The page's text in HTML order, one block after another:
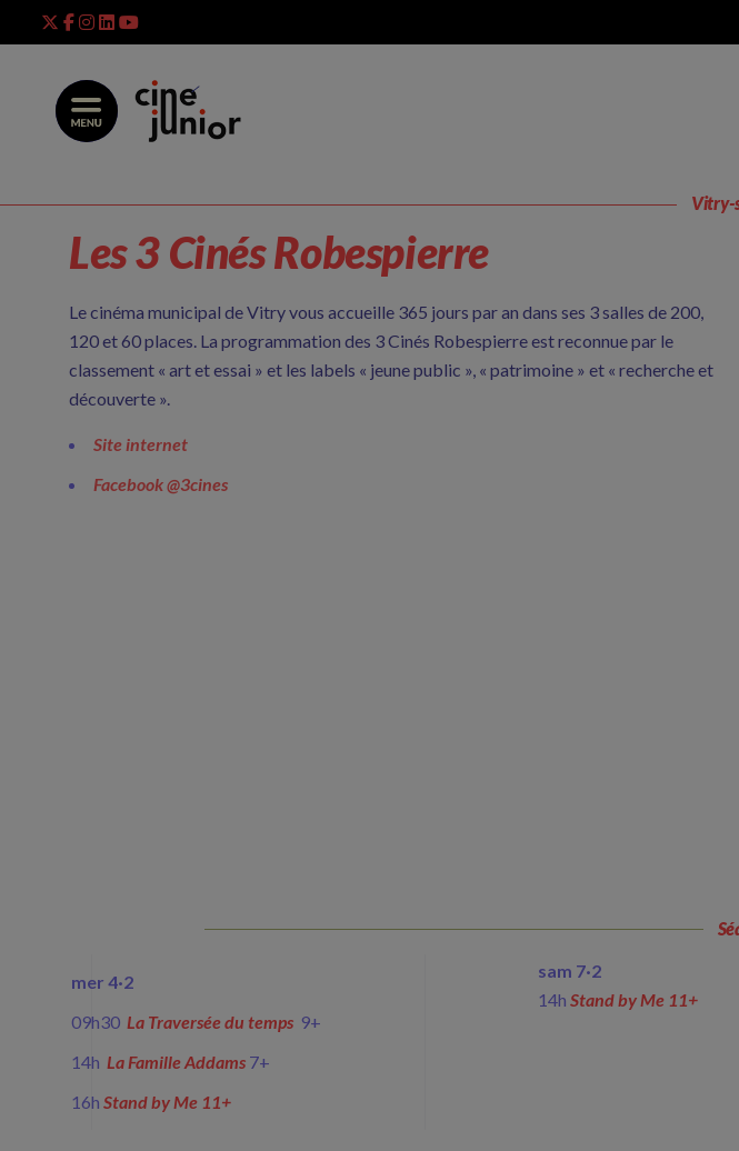
to
Vitry-
Les 3 Cinés Robespierre
Le cinéma municipal de Vitry vous accueille 365 jours par an dans ses 3 salles de 200,
120 et 60 places. La programmation des 3 Cinés Robespierre est reconnue par le
classement « art et essai » et les labels « jeune public », « patrimoine » et « recherche et
découverte ».
Site internet
Facebook@3cines
mer 4·2
09h30 La Traversée du temps 9+
14h La Famille Addams 7+
16h Stand by Me 11+
sam 7·2
14h Stand by Me 11+